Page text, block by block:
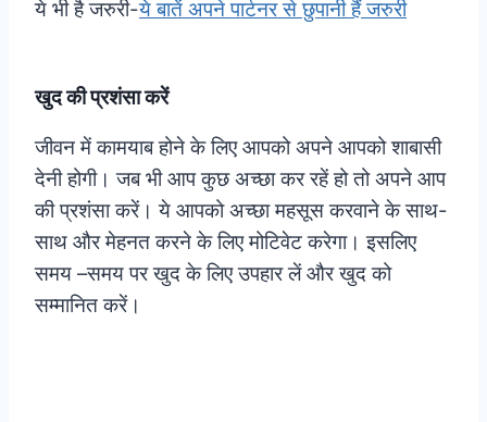
ये भी है जरुरी-ये बातें अपने पार्टनर से छुपानी हैं जरुरी
खुद की प्रशंसा करें
जीवन में कामयाब होने के लिए आपको अपने आपको शाबासी
देनी होगी। जब भी आप कुछ अच्छा कर रहें हो तो अपने आप
की प्रशंसा करें। ये आपको अच्छा महसूस करवाने के साथ-
साथ और मेहनत करने के लिए मोटिवेट करेगा। इसलिए
समय –समय पर खुद के लिए उपहार लें और खुद को
सम्मानित करें।